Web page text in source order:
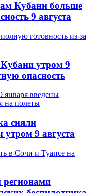
Кубани больше
9 августа
утром 9
опасность
сняли
утром 9 августа
регионами